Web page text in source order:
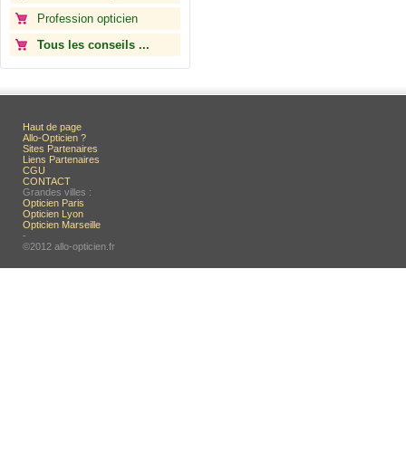
Profession opticien
Tous les conseils ...
Haut de page
Allo-Opticien ?
Sites Partenaires
Liens Partenaires
CGU
CONTACT
Grandes villes :
Opticien Paris
Opticien Lyon
Opticien Marseille
-
©2012 allo-opticien.fr